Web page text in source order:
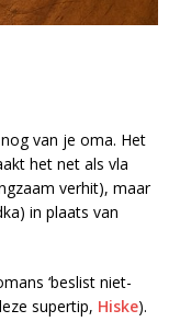
van je oma. Het
het net als vla
verhit), maar
in plaats van
‘beslist niet-
supertip, Hiske).